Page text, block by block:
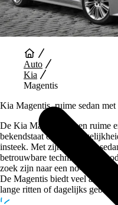
Auto Diensten
Auto
Kia
Magentis
Kia Magentis, ruime sedan
De Kia Magentis is een ruime
bekendstaat om zijn
insteek. Met zijn klassieke
betrouwbare techniek is dit
zoek zijn naar een no-
De Magentis biedt veel auto
lange ritten of dagelijks gebruik.